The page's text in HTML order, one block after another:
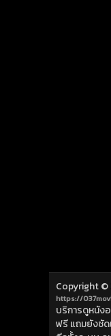
Copyright
https://
บริการดูหนัง
ฟรี แถมยังชัด